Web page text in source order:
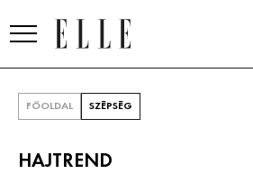
FŐOLDAL SZÉPSÉG
HAJTREND